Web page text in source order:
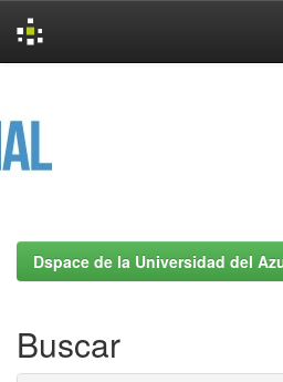
Dspace de la Universidad del
Buscar